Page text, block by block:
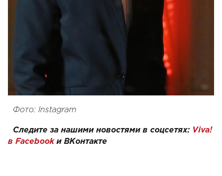
Фото: Instagram
Следите за нашими новостями в соцсетях: Viva!
в Facebookи ВКонтакте